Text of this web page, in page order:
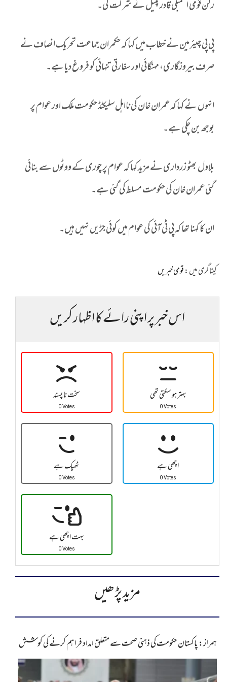
رکن قومی اسمبلی قادر پٹیل نے شرکت کی۔
پی پی چیئرمین نے خطاب میں کہا کہ حکمران جماعت تحریک انصاف نے
صرف بیروزگاری، مہنگائی اور سفارتی تنہائی کو فروغ دیا ہے۔
انہوں نے کہا کہ عمران خان کی نااہل سلیکٹڈ حکومت ملک اور عوام پر
بوجھ بن چکی ہے۔
بلاول بھٹو زرداری نے مزید کہا کہ عوام پر چوری کے ووٹوں سے بنائی
گئی عمران خان کی حکومت مسلط کی گئی ہے۔
ان کا کہنا تھا کہ پی ٹی آئی کی عوام میں کوئی جڑیں نہیں ہیں۔
کیٹاگری میں :قومی خبریں
اس خبر پر اپنی رائے کا اظہار کریں
سخت نا پسند
0 Votes
بہتر ہو سکتی تھی
0 Votes
ٹھیک ہے
0 Votes
اچھی ہے
0 Votes
بہت اچھی ہے
0 Votes
مزید پڑھیں
ہمراز: پاکستان حکومت کی ذہنی صحت سے متعلق امداد فراہم کرنے کی کوشش